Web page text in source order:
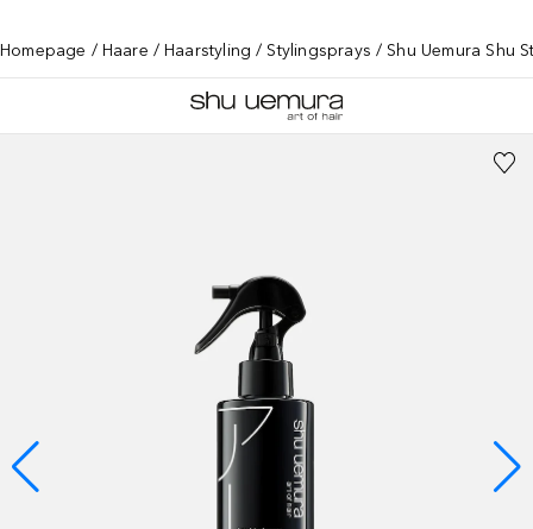
Homepage Haare Haarstyling Stylingsprays Shu Uemura Shu